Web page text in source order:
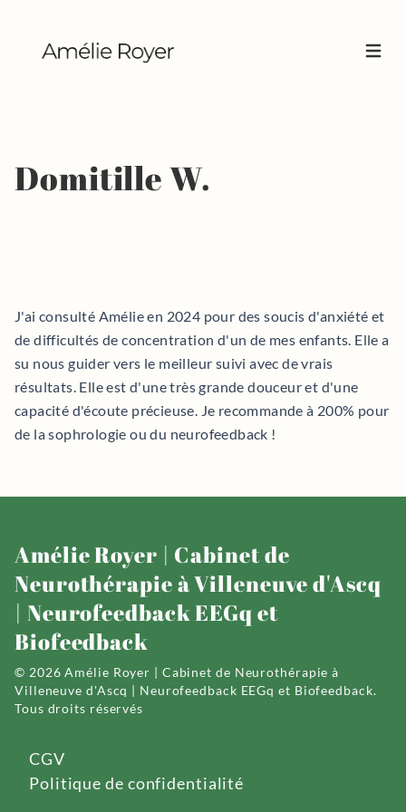
Domitille W.
J'ai consulté Amélie en 2024 pour des soucis d'anxiété et
de difficultés de concentration d'un de mes enfants. Elle a
su nous guider vers le meilleur suivi avec de vrais
résultats. Elle est d'une très grande douceur et d'une
capacité d'écoute précieuse. Je recommande à 200% pour
de la sophrologie ou du neurofeedback !
Amélie Royer | Cabinet de
Neurothérapie à Villeneuve d'Ascq
| Neurofeedback EEGq et
Biofeedback
© 2026 Amélie Royer | Cabinet de Neurothérapie à
Villeneuve d'Ascq | Neurofeedback EEGq et Biofeedback.
Tous droits réservés
CGV
Politique de confidentialité